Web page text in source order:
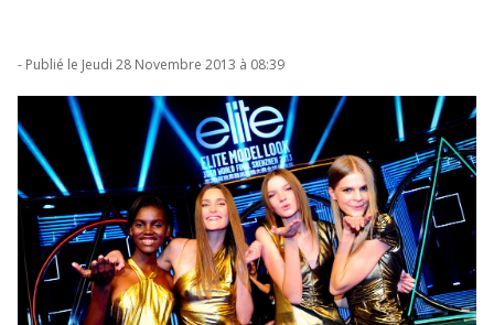
- Publié le Jeudi 28 Novembre 2013 à 08:39